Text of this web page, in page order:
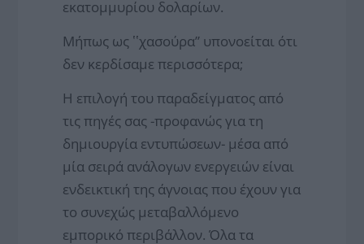
εκατομμυρίου δολαρίων.
Μήπως ως ʽʽχασούρα” υπονοείται ότι
δεν κερδίσαμε περισσότερα;
Η επιλογή του παραδείγματος από
τις πηγές σας -προφανώς για τη
δημιουργία εντυπώσεων- μέσα από
μία σειρά ανάλογων ενεργειών είναι
ενδεικτική της άγνοιας που έχουν για
το συνεχώς μεταβαλλόμενο
εμπορικό περιβάλλον. Όλα τα